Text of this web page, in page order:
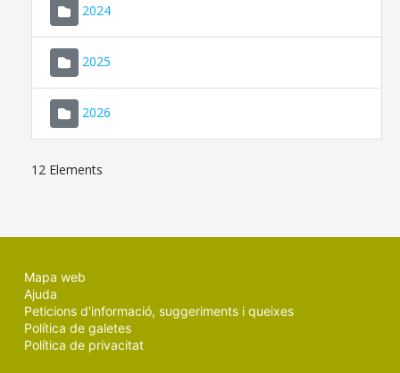
2024
2025
2026
12 Elements
Mapa web
Ajuda
Peticions d'informació, suggeriments i queixes
Política de galetes
Política de privacitat